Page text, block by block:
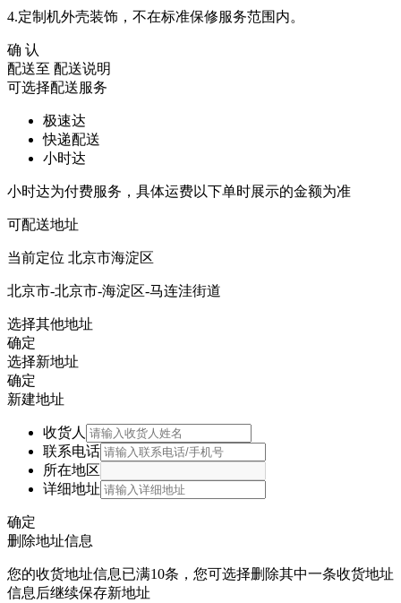
4.定制机外壳装饰，不在标准保修服务范围内。
确 认
配送至 配送说明
可选择配送服务
极速达
快递配送
小时达
小时达为付费服务，具体运费以下单时展示的金额为准
可配送地址
当前定位 北京市海淀区
北京市-北京市-海淀区-马连洼街道
选择其他地址
确定
选择新地址
确定
新建地址
收货人
联系电话
所在地区
详细地址
确定
删除地址信息
您的收货地址信息已满10条，您可选择删除其中一条收货地址
信息后继续保存新地址